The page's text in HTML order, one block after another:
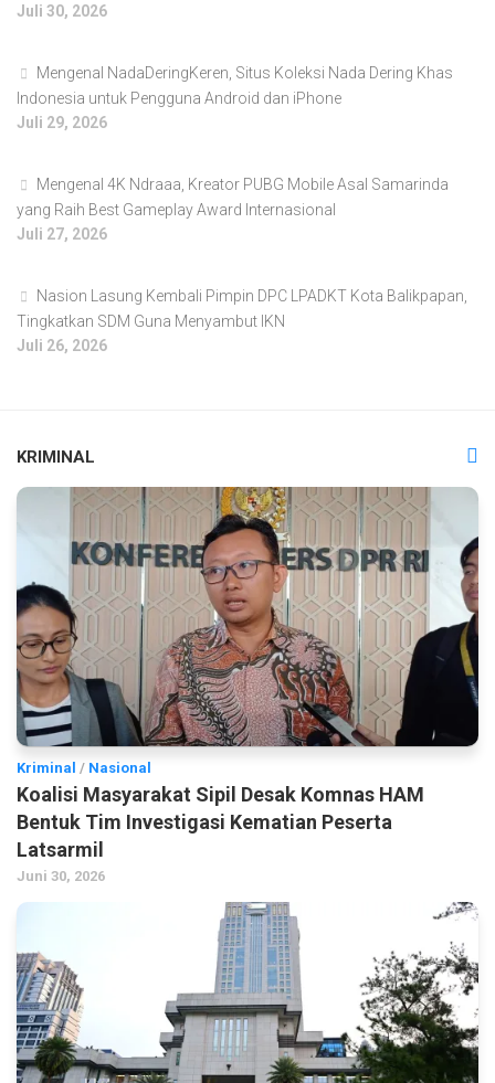
Juli 30, 2026
Mengenal NadaDeringKeren, Situs Koleksi Nada Dering Khas
Indonesia untuk Pengguna Android dan iPhone
Juli 29, 2026
Mengenal 4K Ndraaa, Kreator PUBG Mobile Asal Samarinda
yang Raih Best Gameplay Award Internasional
Juli 27, 2026
Nasion Lasung Kembali Pimpin DPC LPADKT Kota Balikpapan,
Tingkatkan SDM Guna Menyambut IKN
Juli 26, 2026
KRIMINAL
Kriminal / Nasional
Koalisi Masyarakat Sipil Desak Komnas HAM
Bentuk Tim Investigasi Kematian Peserta
Latsarmil
Juni 30, 2026